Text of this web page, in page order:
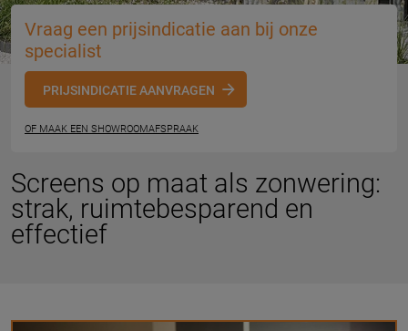
Vraag een prijsindicatie aan bij onze
specialist
PRIJSINDICATIE AANVRAGEN
OF MAAK EEN SHOWROOMAFSPRAAK
Screens op maat als zonwering:
strak, ruimtebesparend en
effectief